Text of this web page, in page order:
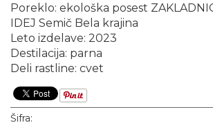
Poreklo: ekološka posest
IDEJ Semič Bela krajina
Leto izdelave: 2023
Destilacija: parna
Deli rastline: cvet
Šifra: